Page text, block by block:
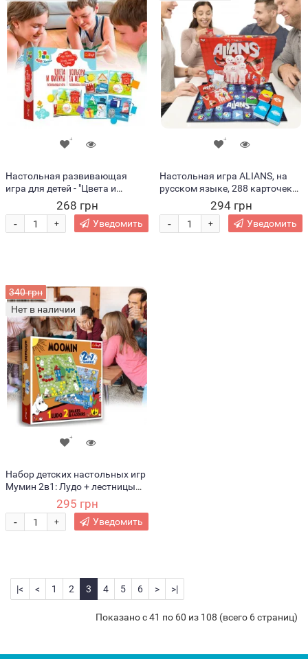
Настольная развивающая
игра для детей - "Цвета и
фигуры" Trefl 03k19p018 (SB)
268 грн
+
- Уведомить
Настольная игра ALIANS, на
русском языке, 288 карточек
294 грн
+
- Уведомить
340 грн
Нет в наличии
Набор детских настольных игр
Мумин 2в1: Лудо + лестницы
(02208), Trefl (SB)295 грн
+
- Уведомить
|< < 1 2 3 4 5 6 > >|
Показано с 41 по 60 из 108 (всего 6 страниц)